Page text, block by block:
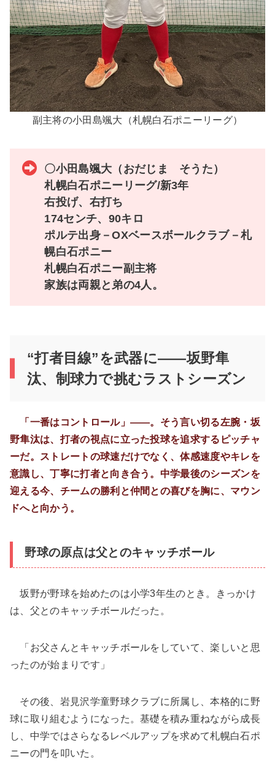
副主将の小田島颯大（札幌白石ポニーリーグ）
〇小田島颯大（おだじま そうた）
札幌白石ポニーリーグ/新3年
右投げ、右打ち
174センチ、90キロ
ポルテ出身－OXベースボールクラブ－札
幌白石ポニー
札幌白石ポニー副主将
家族は両親と弟の4人。
“打者目線”を武器に――坂野隼
汰、制球力で挑むラストシーズン
「一番はコントロール」――。そう言い切る左腕・坂
野隼汰は、打者の視点に立った投球を追求するピッチャ
ーだ。ストレートの球速だけでなく、体感速度やキレを
意識し、丁寧に打者と向き合う。中学最後のシーズンを
迎える今、チームの勝利と仲間との喜びを胸に、マウン
ドへと向かう。
野球の原点は父とのキャッチボール
坂野が野球を始めたのは小学3年生のとき。きっかけ
は、父とのキャッチボールだった。
「お父さんとキャッチボールをしていて、楽しいと思
ったのが始まりです」
その後、岩見沢学童野球クラブに所属し、本格的に野
球に取り組むようになった。基礎を積み重ねながら成長
し、中学ではさらなるレベルアップを求めて札幌白石ポ
ニーの門を叩いた。